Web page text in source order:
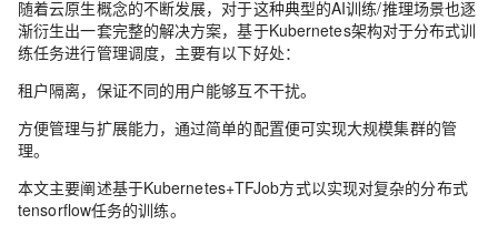
随着云原生概念的不断发展，对于这种典型的AI训练/推理场景也逐
渐衍生出一套完整的解决方案，基于Kubernetes架构对于分布式训
练任务进行管理调度，主要有以下好处：
租户隔离，保证不同的用户能够互不干扰。
方便管理与扩展能力，通过简单的配置便可实现大规模集群的管
理。
本文主要阐述基于Kubernetes+TFJob方式以实现对复杂的分布式
tensorflow任务的训练。